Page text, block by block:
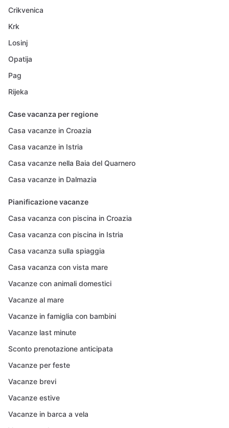
Crikvenica
Krk
Losinj
Opatija
Pag
Rijeka
Case vacanza per regione
Casa vacanze in Croazia
Casa vacanze in Istria
Casa vacanze nella Baia del Quarnero
Casa vacanze in Dalmazia
Pianificazione vacanze
Casa vacanza con piscina in Croazia
Casa vacanza con piscina in Istria
Casa vacanza sulla spiaggia
Casa vacanza con vista mare
Vacanze con animali domestici
Vacanze al mare
Vacanze in famiglia con bambini
Vacanze last minute
Sconto prenotazione anticipata
Vacanze per feste
Vacanze brevi
Vacanze estive
Vacanze in barca a vela